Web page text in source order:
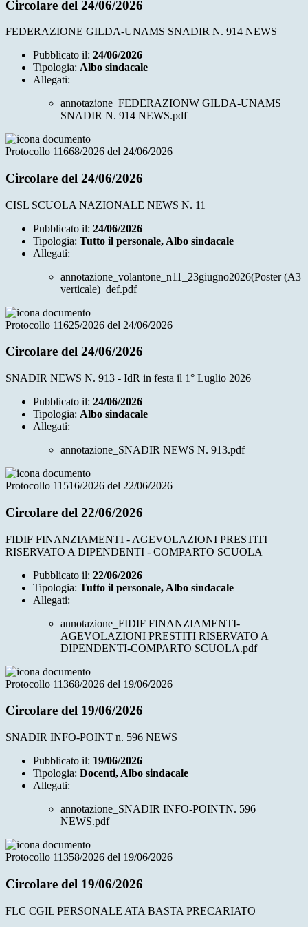
Circolare del 24/06/2026
FEDERAZIONE GILDA-UNAMS SNADIR N. 914 NEWS
Pubblicato il: 24/06/2026
Tipologia: Albo sindacale
Allegati:
annotazione_FEDERAZIONW GILDA-UNAMS
SNADIR N. 914 NEWS.pdf
Protocollo 11668/2026 del 24/06/2026
Circolare del 24/06/2026
CISL SCUOLA NAZIONALE NEWS N. 11
Pubblicato il: 24/06/2026
Tipologia: Tutto il personale, Albo sindacale
Allegati:
annotazione_volantone_n11_23giugno2026(Poster (A3
verticale)_def.pdf
Protocollo 11625/2026 del 24/06/2026
Circolare del 24/06/2026
SNADIR NEWS N. 913 - IdR in festa il 1° Luglio 2026
Pubblicato il: 24/06/2026
Tipologia: Albo sindacale
Allegati:
annotazione_SNADIR NEWS N. 913.pdf
Protocollo 11516/2026 del 22/06/2026
Circolare del 22/06/2026
FIDIF FINANZIAMENTI - AGEVOLAZIONI PRESTITI
RISERVATO A DIPENDENTI - COMPARTO SCUOLA
Pubblicato il: 22/06/2026
Tipologia: Tutto il personale, Albo sindacale
Allegati:
annotazione_FIDIF FINANZIAMENTI-
AGEVOLAZIONI PRESTITI RISERVATO A
DIPENDENTI-COMPARTO SCUOLA.pdf
Protocollo 11368/2026 del 19/06/2026
Circolare del 19/06/2026
SNADIR INFO-POINT n. 596 NEWS
Pubblicato il: 19/06/2026
Tipologia: Docenti, Albo sindacale
Allegati:
annotazione_SNADIR INFO-POINTN. 596
NEWS.pdf
Protocollo 11358/2026 del 19/06/2026
Circolare del 19/06/2026
FLC CGIL PERSONALE ATA BASTA PRECARIATO